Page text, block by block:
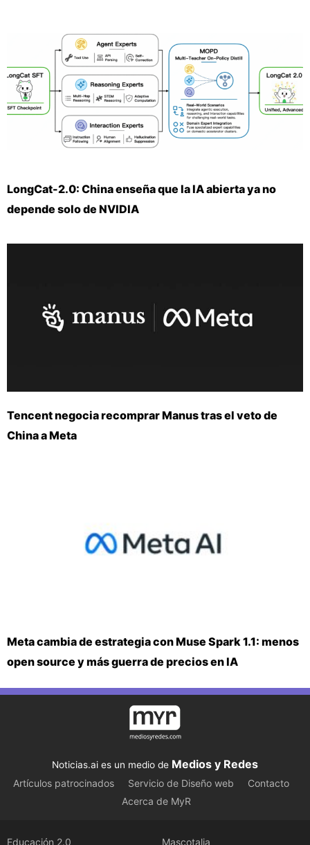
LongCat-2.0: China enseña que la IA abierta ya no
depende solo de NVIDIA
Tencent negocia recomprar Manus tras el veto de
China a Meta
Meta cambia de estrategia con Muse Spark 1.1: menos
open source y más guerra de precios en IA
Noticias.ai es un medio de Medios y Redes
Artículos patrocinados Servicio de Diseño web
Contacto
Acerca de MyR
Educación 2.0 Mascotalia